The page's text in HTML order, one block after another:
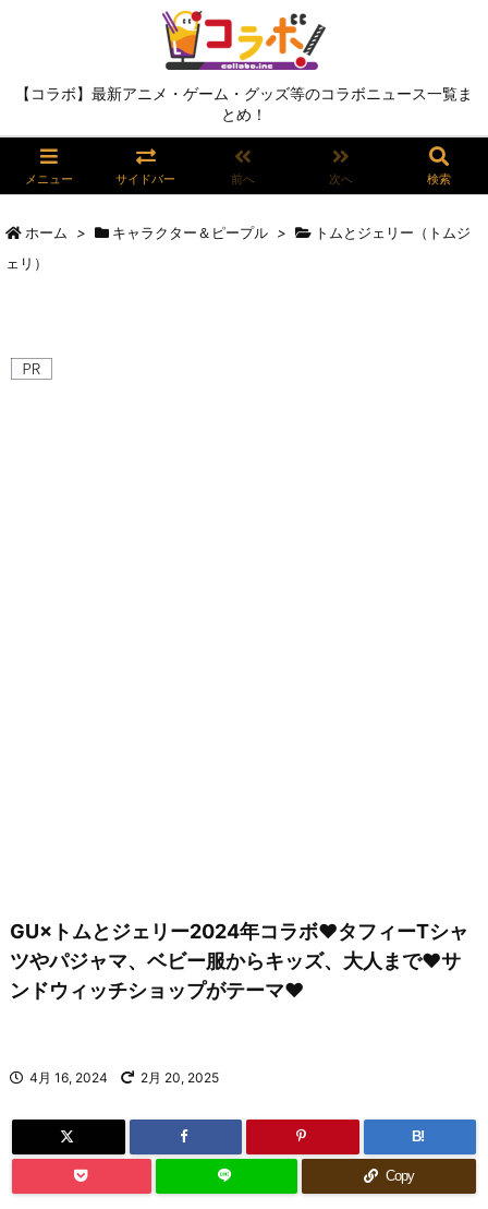
【コラボ】最新アニメ・ゲーム・グッズ等のコラボニュース一覧ま
とめ！
メニュー サイドバー 前へ 次へ 検索
ホーム > キャラクター＆ピープル >
トムとジェリー（トムジ
ェリ）
GU×トムとジェリー2024年コラボ♥タフィーTシャ
ツやパジャマ、ベビー服からキッズ、大人まで♥サ
ンドウィッチショップがテーマ♥
4月 16, 2024 2月 20, 2025
B!
Copy